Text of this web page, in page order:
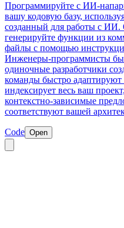
Программируйте с ИИ-
вашу кодовую базу,
созданный для работы с ИИ.
генерируйте функции из
файлы с помощью
Инженеры-программисты
одиночные разработчики
команды быстро
индексирует весь ваш
контекстно-зависимые
соответствуют вашей
Code Open